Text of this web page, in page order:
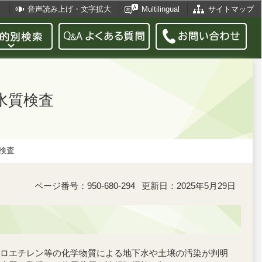
音声読み上げ・文字拡大 Multilingual サイトマップ
質検査
査
ページ番号：950-680-294 更新日：2025年5月29日
チレン等の化学物質による地下水や土壌の汚染が判明